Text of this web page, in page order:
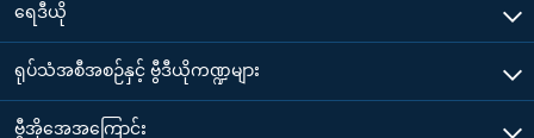
ရေဒီယို
ရုပ်သံအစီအစဉ်နှင့် ဗွီဒီယိုကဏ္ဍများ
ဗွီအိုအေအကြောင်း